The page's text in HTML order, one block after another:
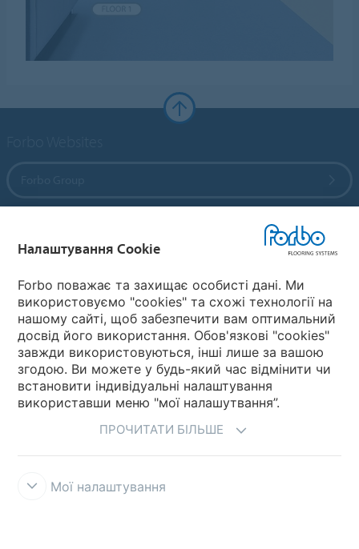
Обрати країну
Обрати країну
Налаштування Cookie
Forbo поважає та захищає особисті дані. Ми
використовуємо "cookies" та схожі технології на
нашому сайті, щоб забезпечити вам оптимальний
досвід його використання. Обов'язкові "cookies"
завжди використовуються, інші лише за вашою
згодою. Ви можете у будь-який час відмінити чи
встановити індивідуальні налаштування
використавши меню "мої налашутвання”.
ПРОЧИТАТИ БІЛЬШЕ
Мої налаштування